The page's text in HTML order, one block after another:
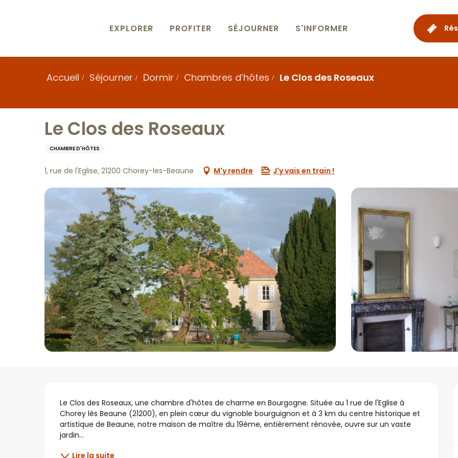
EXPLORER PROFITER SÉJOURNER S'INFORMER
Accueil Séjourner Dormir Chambres d’hôtes Le Clos des Roseaux
Le Clos des Roseaux
CHAMBRE D'HÔTES
1, rue de l'Eglise, 21200 Chorey-les-Beaune M'y rendre J'y vais en train !
Description
Le Clos des Roseaux, une chambre d'hôtes de charme en Bourgogne. Située au 1 rue de l'Eglise à
Chorey lès Beaune (21200), en plein cœur du vignoble bourguignon et à 3 km du centre historique et
artistique de Beaune, notre maison de maître du 19ème, entièrement rénovée, ouvre sur un vaste
jardin...
Lire la suite